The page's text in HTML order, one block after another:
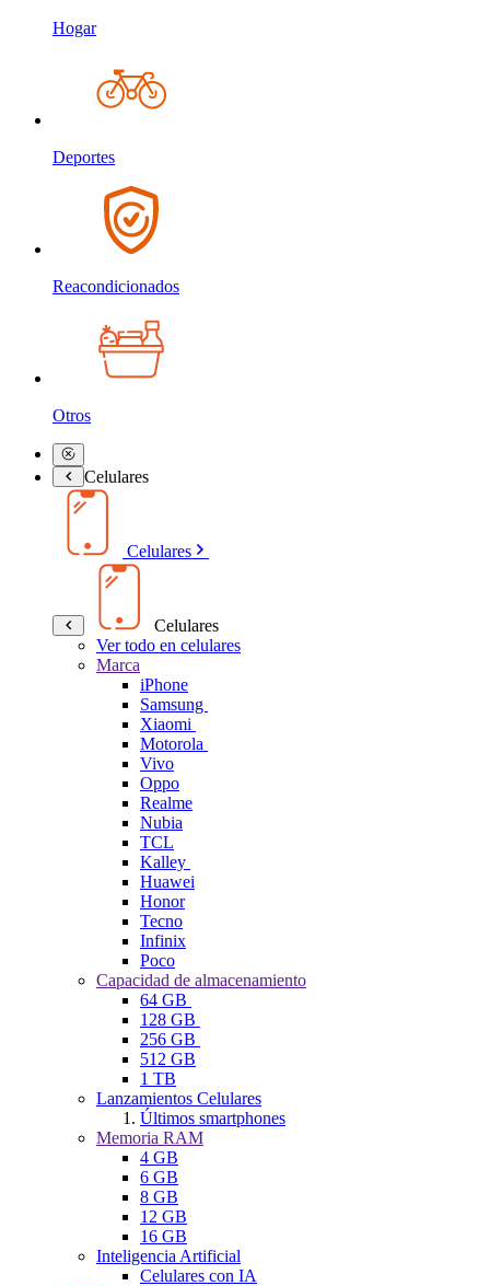
Hogar
Deportes
Reacondicionados
Otros
Celulares
Celulares
Celulares
Ver todo en celulares
Marca
iPhone
Samsung
Xiaomi
Motorola
Vivo
Oppo
Realme
Nubia
TCL
Kalley
Huawei
Honor
Tecno
Infinix
Poco
Capacidad de almacenamiento
64 GB
128 GB
256 GB
512 GB
1 TB
Lanzamientos Celulares
Últimos smartphones
Memoria RAM
4 GB
6 GB
8 GB
12 GB
16 GB
Inteligencia Artificial
Celulares con IA